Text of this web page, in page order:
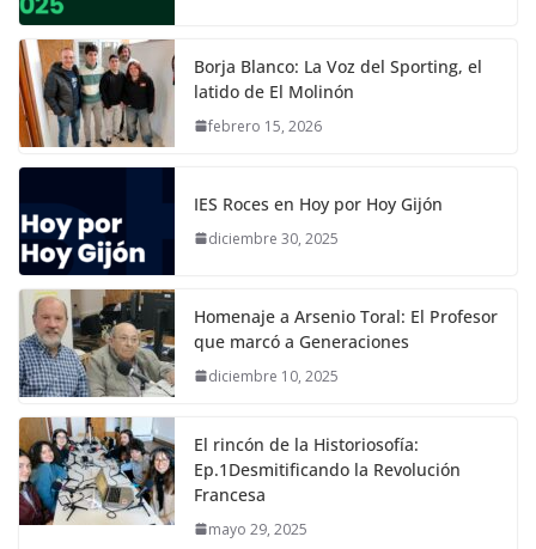
Borja Blanco: La Voz del Sporting, el
latido de El Molinón
febrero 15, 2026
IES Roces en Hoy por Hoy Gijón
diciembre 30, 2025
Homenaje a Arsenio Toral: El Profesor
que marcó a Generaciones
diciembre 10, 2025
El rincón de la Historiosofía:
Ep.1Desmitificando la Revolución
Francesa
mayo 29, 2025